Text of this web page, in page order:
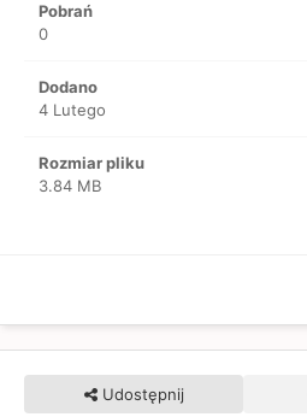
Pobrań
0
Dodano
4 Lutego
Rozmiar pliku
3.84 MB
Udostępnij